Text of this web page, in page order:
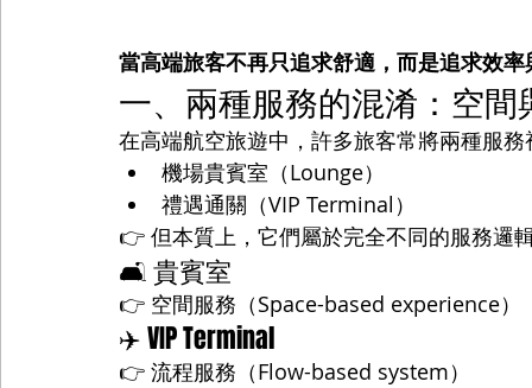
當高端旅客不再只追求舒適，而是追求效率
一、兩種服務的混淆：空間
在高端航空旅遊中，許多旅客常將兩種服
機場貴賓室（Lounge）
禮遇通關（VIP Terminal）
👉 但本質上，它們屬於完全不同的服務邏
🛋 貴賓室
👉 空間服務（Space-based experience）
✈️ VIP Terminal
👉 流程服務（Flow-based system）